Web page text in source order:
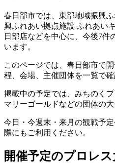
春日部市では、東部地域振興
興ふれあい拠点施設 ふれあい
日部店などを中心に、今後7件
います。
このページでは、春日部市で
程、会場、主催団体を一覧で確
掲載中の予定では、みちのく
マリーゴールドなどの団体の大
今日・今週末・来月の観戦予
際にもご利用ください。
開催予定のプロレ